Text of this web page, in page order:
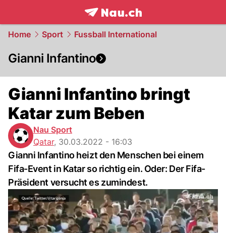
frontpage.NAU.ch
Home Sport Fussball International
Gianni Infantino
Gianni Infantino bringt
Katar zum Beben
Nau Sport
Qatar, 30.03.2022 - 16:03
Gianni Infantino heizt den Menschen bei einem
Fifa-Event in Katar so richtig ein. Oder: Der Fifa-
Präsident versucht es zumindest.